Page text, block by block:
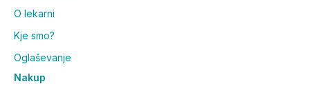
O lekarni
Kje smo?
Oglaševanje
Nakup